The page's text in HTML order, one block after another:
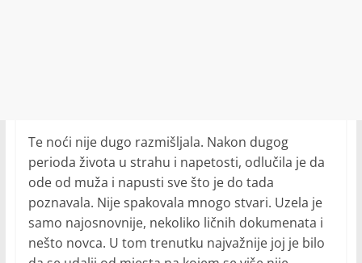
Te noći nije dugo razmišljala. Nakon dugog
perioda života u strahu i napetosti, odlučila je da
ode od muža i napusti sve što je do tada
poznavala. Nije spakovala mnogo stvari. Uzela je
samo najosnovnije, nekoliko ličnih dokumenata i
nešto novca. U tom trenutku najvažnije joj je bilo